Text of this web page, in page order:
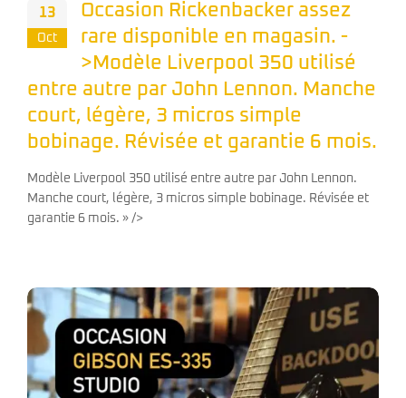
13
Oct
Occasion Rickenbacker assez
rare disponible en magasin. -
>Modèle Liverpool 350 utilisé
entre autre par John Lennon. Manche
court, légère, 3 micros simple
bobinage. Révisée et garantie 6 mois.
Modèle Liverpool 350 utilisé entre autre par John Lennon.
Manche court, légère, 3 micros simple bobinage. Révisée et
garantie 6 mois. » />